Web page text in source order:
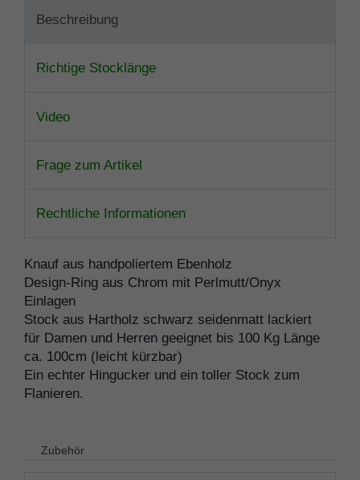
Beschreibung
Richtige Stocklänge
Video
Frage zum Artikel
Rechtliche Informationen
Knauf aus handpoliertem Ebenholz
Design-Ring aus Chrom mit Perlmutt/Onyx
Einlagen
Stock aus Hartholz schwarz seidenmatt lackiert
für Damen und Herren geeignet bis 100 Kg Länge
ca. 100cm (leicht kürzbar)
Ein echter Hingucker und ein toller Stock zum
Flanieren.
Zubehör